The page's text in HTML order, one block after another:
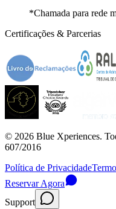
*Chamada para rede
Certificações & Parcerias
© 2026 Blue Xperiences.
607/2016
Política de Privacidade
Reservar Agora
Support